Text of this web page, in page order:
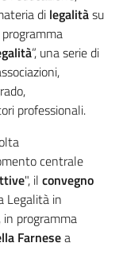
di legalitàsu
”, una serie di
professionali.
centrale
", il convegno
Legalità in
in programma
Farnesea